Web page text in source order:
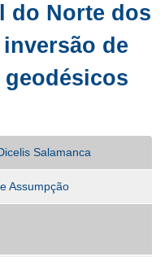
do Norte dos
de
Salamanca
Assumpção